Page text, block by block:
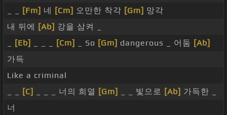
[Fm] 네 [Cm] 오만한 착각 [Gm] 망각
내 뒤에
[Ab] 강을 삼켜 _
[Eb] [Cm] _ So [Gm] dangerous _ 어둠 [Ab]
가득
Like a criminal
[C] _ _ _ 너의 희열 [Gm] _ _ 빛으로 [Ab] 가득한 _
너